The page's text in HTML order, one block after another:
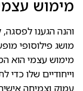
מימוש
והנה הגענו
מושג פילוסופי
מימוש עצמי הוא
וייחודיים שלו
עמוק וצמיחה